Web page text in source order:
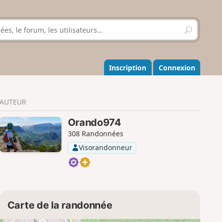
R
e
h
e
r
r
Inscription Connexion
AUTEUR
Orando974
308 Randonnées
Visorandonneur
Carte de la randonnée